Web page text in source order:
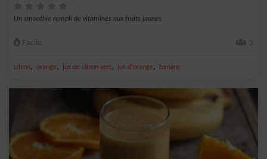
Un smoothie rempli de vitamines aux fruits jaunes
Facile 3
citron, orange, jus de citron vert, jus d'orange, banane